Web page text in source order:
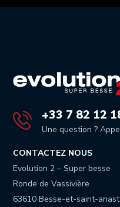
+33 7 82 12
Une question ?
CONTACTEZ NOUS
Evolution 2 – Super besse
Ronde de Vassivière
63610 Besse-et-saint-